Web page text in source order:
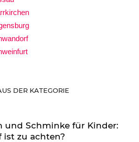
DER KATEGORIE
und Schminke für Kinder:
ist zu achten?